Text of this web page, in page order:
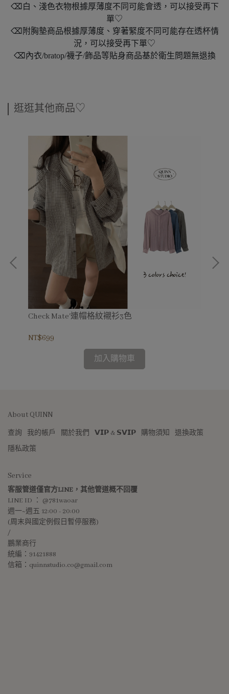
⌫白、淺色衣物根據厚薄度不同可能會透，可以接受再下
單♡
⌫附胸墊商品根據厚薄度、穿著緊度不同可能存在透杯情
況，可以接受再下單♡
⌫內衣/bratop/襪子/飾品等貼身商品基於衛生問題無退換
逛逛其他商品♡
Check Mate'連帽格紋襯衫3色
NT$699
加入購物車
About QUINN
查詢 我的帳戶 關於我們 𝗩𝗜𝗣 & 𝗦𝗩𝗜𝗣 購物須知
退換政策
隱私政策
Service
客服管道僅官方LINE，其他管道概不回覆
LINE ID ： @781waoar
週一~週五 12:00 - 20:00
(周末與國定例假日暫停服務)
/
鵬業商行
統編：91421888
信箱：quinnstudio.co@gmail.com